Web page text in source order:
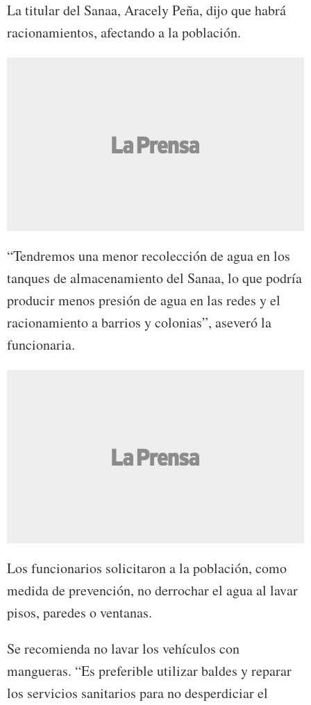
La titular del Sanaa, Aracely Peña, dijo que habrá
racionamientos, afectando a la población.
“Tendremos una menor recolección de agua en los
tanques de almacenamiento del Sanaa, lo que podría
producir menos presión de agua en las redes y el
racionamiento a barrios y colonias”, aseveró la
funcionaria.
Los funcionarios solicitaron a la población, como
medida de prevención, no derrochar el agua al lavar
pisos, paredes o ventanas.
Se recomienda no lavar los vehículos con
mangueras. “Es preferible utilizar baldes y reparar
los servicios sanitarios para no desperdiciar el